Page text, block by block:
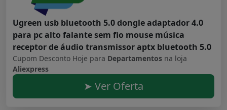
Ugreen usb bluetooth 5.0 dongle adaptador 4.0
para pc alto falante sem fio mouse música
receptor de áudio transmissor aptx bluetooth 5.0
Cupom Desconto Hoje para Departamentos na loja
Aliexpress
➤ Ver Oferta